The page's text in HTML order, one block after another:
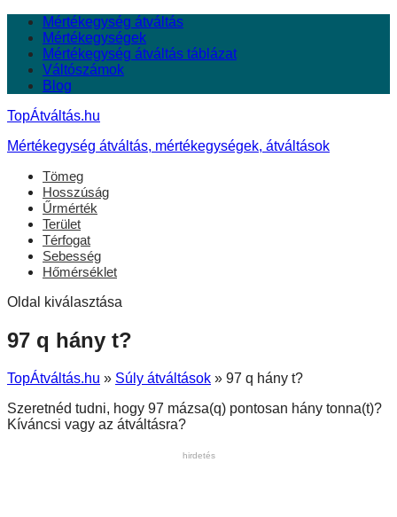
Mértékegység átváltás
Mértékegységek
Mértékegység átváltás táblázat
Váltószámok
Blog
TopÁtváltás.hu
Mértékegység átváltás, mértékegységek, átváltások
Tömeg
Hosszúság
Űrmérték
Terület
Térfogat
Sebesség
Hőmérséklet
Oldal kiválasztása
97 q hány t?
TopÁtváltás.hu » Súly átváltások » 97 q hány t?
Szeretnéd tudni, hogy 97 mázsa(q) pontosan hány tonna(t)?
Kíváncsi vagy az átváltásra?
hirdetés